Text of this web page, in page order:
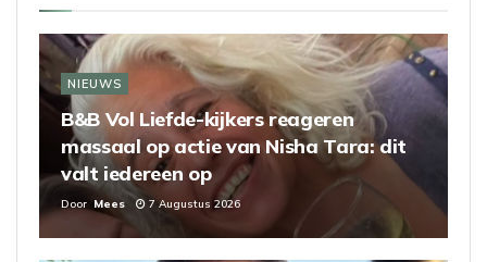
NIEUWS
B&B Vol Liefde-kijkers reageren
massaal op actie van Nisha Tara: dit
valt iedereen op
Door Mees 7 Augustus 2026